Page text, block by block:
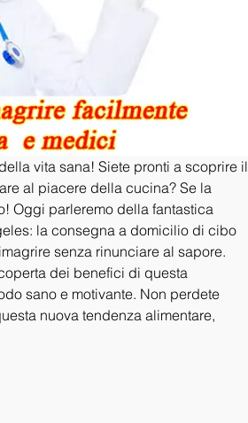
vita sana! Siete pronti a scoprire il
al piacere della cucina? Se la
Oggi parleremo della fantastica
la consegna a domicilio di cibo
senza rinunciare al sapore.
dei benefici di questa
sano e motivante. Non perdete
nuova tendenza alimentare,